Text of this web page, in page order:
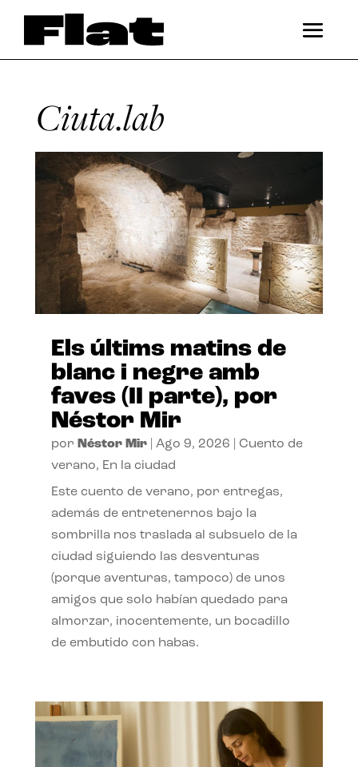
Ciuta.lab
Els últims matins de
blanc i negre amb
faves (II parte), por
Néstor Mir
por Néstor Mir| Ago 9, 2026
Cuento de
verano, En la ciudad
Este cuento de verano, por entregas,
además de entretenernos bajo la
sombrilla nos traslada al subsuelo de la
ciudad siguiendo las desventuras
(porque aventuras, tampoco) de unos
amigos que solo habían quedado para
almorzar, inocentemente, un bocadillo
de embutido con habas.